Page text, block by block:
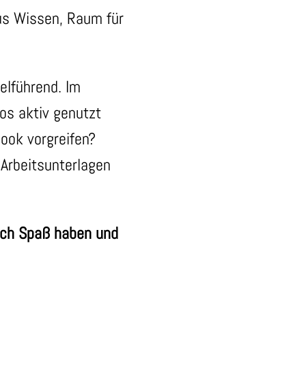
Wissen, Raum für
Im
aktiv genutzt
vorgreifen?
Spaß haben und